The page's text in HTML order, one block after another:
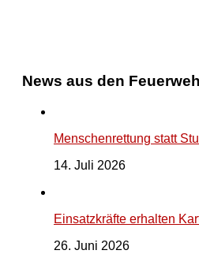
News aus den
Menschenrettung statt
14. Juli 2026
Einsatzkräfte erhalten
26. Juni 2026